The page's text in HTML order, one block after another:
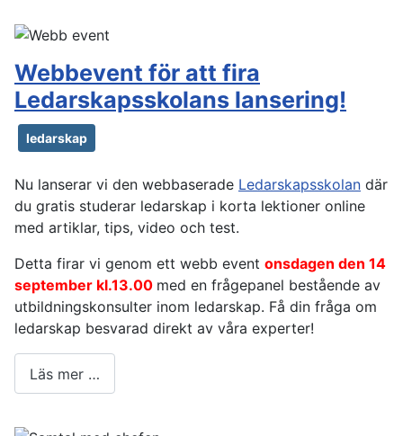
Webbevent för att fira
Ledarskapsskolans lansering!
ledarskap
Nu lanserar vi den webbaserade Ledarskapsskolan där
du gratis studerar ledarskap i korta lektioner online
med artiklar, tips, video och test.
Detta firar vi genom ett webb event onsdagen den 14
september kl.13.00 med en frågepanel bestående av
utbildningskonsulter inom ledarskap. Få din fråga om
ledarskap besvarad direkt av våra experter!
Läs mer …